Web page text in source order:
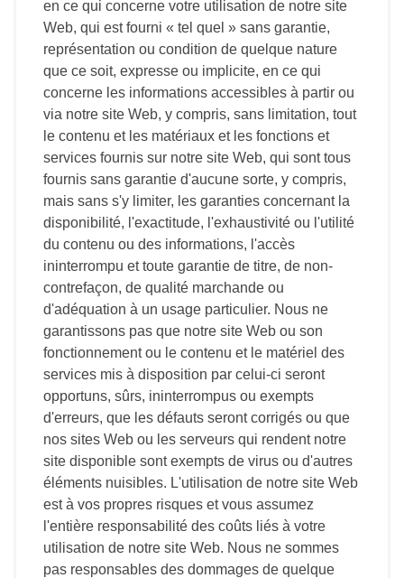
en ce qui concerne votre utilisation de notre site
Web, qui est fourni « tel quel » sans garantie,
représentation ou condition de quelque nature
que ce soit, expresse ou implicite, en ce qui
concerne les informations accessibles à partir ou
via notre site Web, y compris, sans limitation, tout
le contenu et les matériaux et les fonctions et
services fournis sur notre site Web, qui sont tous
fournis sans garantie d'aucune sorte, y compris,
mais sans s'y limiter, les garanties concernant la
disponibilité, l'exactitude, l'exhaustivité ou l'utilité
du contenu ou des informations, l'accès
ininterrompu et toute garantie de titre, de non-
contrefaçon, de qualité marchande ou
d'adéquation à un usage particulier. Nous ne
garantissons pas que notre site Web ou son
fonctionnement ou le contenu et le matériel des
services mis à disposition par celui-ci seront
opportuns, sûrs, ininterrompus ou exempts
d'erreurs, que les défauts seront corrigés ou que
nos sites Web ou les serveurs qui rendent notre
site disponible sont exempts de virus ou d'autres
éléments nuisibles. L'utilisation de notre site Web
est à vos propres risques et vous assumez
l'entière responsabilité des coûts liés à votre
utilisation de notre site Web. Nous ne sommes
pas responsables des dommages de quelque